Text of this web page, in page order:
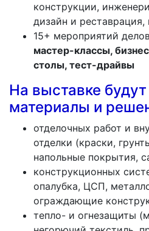
конструкции,
дизайн и
15+ мероприятий
мастер-классы,
столы, тест-драйвы
На выставке
материалы и
отделочных работ и
отделки (краски,
напольные покрытия,
конструкционных
опалубка, ЦСП,
ограждающие
тепло- и огнезащиты